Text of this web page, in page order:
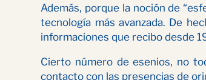
Además, porque la noción de
tecnología más avanzada. De
informaciones que recibo desde
Cierto número de esenios, no
contacto con las presencias de